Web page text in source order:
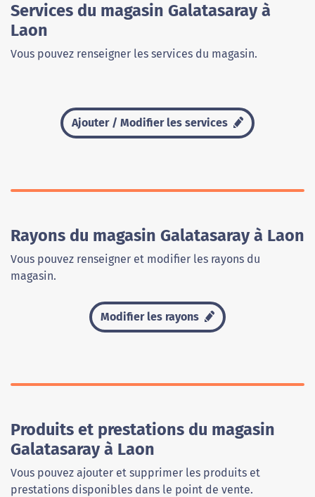
Services du magasin Galatasaray à
Laon
Vous pouvez renseigner les services du magasin.
Ajouter / Modifier les services
Rayons du magasin Galatasaray à Laon
Vous pouvez renseigner et modifier les rayons du
magasin.
Modifier les rayons
Produits et prestations du magasin
Galatasaray à Laon
Vous pouvez ajouter et supprimer les produits et
prestations disponibles dans le point de vente.